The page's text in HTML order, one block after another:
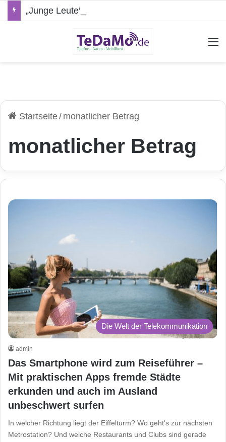
Startseite/ monatlicher Betrag
monatlicher Betrag
Die Welt der Telekommunikation
admin
Das Smartphone wird zum Reiseführer –
Mit praktischen Apps fremde Städte
erkunden und auch im Ausland
unbeschwert surfen
In welcher Richtung liegt der Eiffelturm? Wo geht's zur nächsten
Metrostation? Und welche Restaurants und Clubs sind gerade